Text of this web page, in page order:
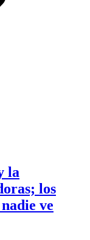
la
los
ve